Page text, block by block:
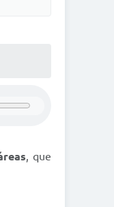
, que